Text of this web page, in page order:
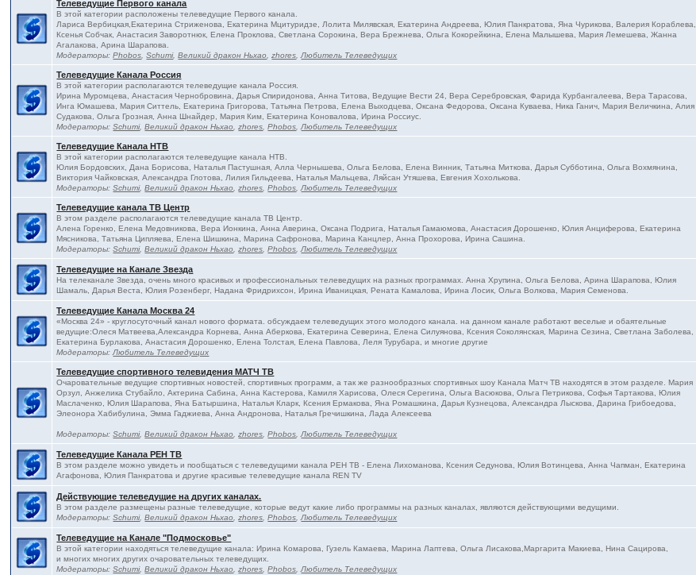
Телеведущие Первого канала
В этой категории расположены телеведущие Первого канала.
Лариса Вербицкая,Екатерина Стриженова, Екатерина Мцитуридзе, Лолита Милявская, Екатерина Андреева, Юлия Панкратова, Яна Чурикова, Валерия Кораблева,
Ксенья Собчак, Анастасия Заворотнюк, Елена Проклова, Светлана Сорокина, Вера Брежнева, Ольга Кокорейкина, Елена Малышева, Мария Лемешева, Жанна
Агалакова, Арина Шарапова.
Модераторы:Phobos,Schumi,Великий дракон Ньхао,zhores,Любитель Телеведущих
Телеведущие Канала Россия
В этой категории располагаются телеведущие канала Россия.
Ирина Муромцева, Анастасия Чернобровина, Дарья Спиридонова, Анна Титова, Ведущие Вести 24, Вера Серебровская, Фарида Курбангалеева, Вера Тарасова,
Инга Юмашева, Мария Ситтель, Екатерина Григорова, Татьяна Петрова, Елена Выходцева, Оксана Федорова, Оксана Куваева, Ника Ганич, Мария Величкина, Алия
Судакова, Ольга Грозная, Анна Шнайдер, Мария Ким, Екатерина Коновалова, Ирина Россиус.
Модераторы:Schumi,Великий дракон Ньхао,zhores,Phobos,Любитель Телеведущих
Телеведущие Канала НТВ
В этой категории располагаются телеведущие канала НТВ.
Юлия Бордовских, Дана Борисова, Наталья Пастушная, Алла Чернышева, Ольга Белова, Елена Винник, Татьяна Миткова, Дарья Субботина, Ольга Вохмянина,
Виктория Чайковская, Александра Глотова, Лилия Гильдеева, Наталья Мальцева, Ляйсан Утяшева, Евгения Хохолькова.
Модераторы:Schumi,Великий дракон Ньхао,zhores,Phobos,Любитель Телеведущих
Телеведущие канала ТВ Центр
В этом разделе располагаются телеведущие канала ТВ Центр.
Алена Горенко, Елена Медовникова, Вера Ионкина, Анна Аверина, Оксана Подрига, Наталья Гамаюмова, Анастасия Дорошенко, Юлия Анциферова, Екатерина
Мясникова, Татьяна Ципляева, Елена Шишкина, Марина Сафронова, Марина Канцлер, Анна Прохорова, Ирина Сашина.
Модераторы:Schumi,Великий дракон Ньхао,zhores,Phobos,Любитель Телеведущих
Телеведущие на Канале Звезда
На телеканале Звезда, очень много красивых и профессиональных телеведущих на разных программах. Анна Хрупина, Ольга Белова, Арина Шарапова, Юлия
Шамаль, Дарья Веста, Юлия Розенберг, Надана Фридрихсон, Ирина Иваницкая, Рената Камалова, Ирина Лосик, Ольга Волкова, Мария Семенова.
Телеведущие Канала Москва 24
«Москва 24» - круглосуточный канал нового формата. обсуждаем телеведущих этого молодого канала. на данном канале работают веселые и обаятельные
ведущие:Олеся Матвеева,Александра Корнева, Анна Аберкова, Екатерина Северина, Елена Силуянова, Ксения Соколянская, Марина Сезина, Светлана Заболева,
Екатерина Бурлакова, Анастасия Дорошенко, Елена Толстая, Елена Павлова, Леля Турубара, и многие другие
Модераторы:Любитель Телеведущих
Телеведущие спортивного телевидения МАТЧ ТВ
Очаровательные ведущие спортивных новостей, спортивных программ, а так же разнообразных спортивных шоу Канала Матч ТВ находятся в этом разделе. Мария
Орзул, Анжелика Стубайло, Актерина Сабина, Анна Кастерова, Камиля Харисова, Олеся Серегина, Ольга Васюкова, Ольга Петрикова, Софья Тартакова, Юлия
Маслаченко, Юлия Шарапова, Яна Батыршина, Наталья Кларк, Ксения Ермакова, Яна Ромашкина, Дарья Кузнецова, Александра Лыскова, Дарина Грибоедова,
Элеонора Хабибулина, Эмма Гаджиева, Анна Андронова, Наталья Гречишкина, Лада Алексеева
Модераторы:Schumi,Великий дракон Ньхао,zhores,Phobos,Любитель Телеведущих
Телеведущие Канала РЕН ТВ
В этом разделе можно увидеть и пообщаться с телеведущими канала РЕН ТВ - Елена Лихоманова, Ксения Седунова, Юлия Вотинцева, Анна Чапман, Екатерина
Агафонова, Юлия Панкратова и другие красивые телеведущие канала REN TV
Действующие телеведущие на других каналах.
В этом разделе размещены разные телеведущие, которые ведут какие либо программы на разных каналах, являются действующими ведущими.
Модераторы:Schumi,Великий дракон Ньхао,zhores,Phobos,Любитель Телеведущих
Телеведущие на Канале "Подмосковье"
В этой категории находяться телеведущие канала: Ирина Комарова, Гузель Камаева, Марина Лаптева, Ольга Лисакова,Маргарита Макиева, Нина Сацирова,
и многих многих других очаровательных телеведущих.
Модераторы:Schumi,Великий дракон Ньхао,zhores,Phobos,Любитель Телеведущих